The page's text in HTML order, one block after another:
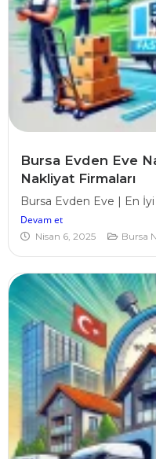
Bursa Evden Eve
Nakliyat Firmaları
Bursa Evden Eve | En İyi
Devam et
Nisan 6, 2025 Bursa